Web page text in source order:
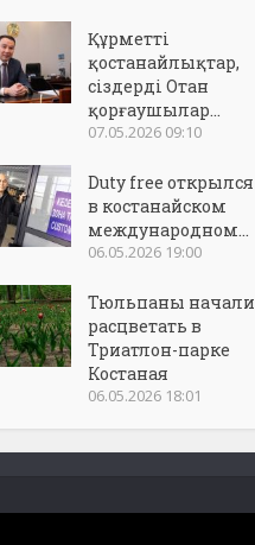
Құрметті
қостанайлықтар,
сіздерді Отан
қорғаушылар...
07.05.2026 09:10
Duty free открылся
в костанайском
международном...
06.05.2026 19:00
Тюльпаны начали
расцветать в
Триатлон-парке
Костаная
06.05.2026 18:01